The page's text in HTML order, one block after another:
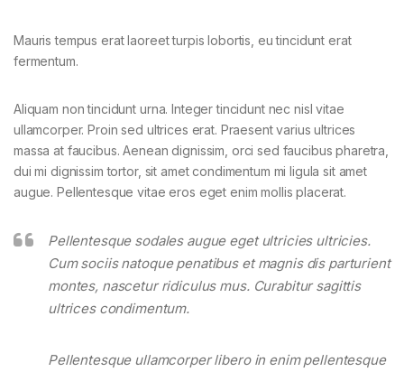
Mauris tempus erat laoreet turpis lobortis, eu tincidunt erat
fermentum.
Aliquam non tincidunt urna. Integer tincidunt nec nisl vitae
ullamcorper. Proin sed ultrices erat. Praesent varius ultrices
massa at faucibus. Aenean dignissim, orci sed faucibus pharetra,
dui mi dignissim tortor, sit amet condimentum mi ligula sit amet
augue. Pellentesque vitae eros eget enim mollis placerat.
Pellentesque sodales augue eget ultricies ultricies.
Cum sociis natoque penatibus et magnis dis parturient
montes, nascetur ridiculus mus. Curabitur sagittis
ultrices condimentum.
Pellentesque ullamcorper libero in enim pellentesque